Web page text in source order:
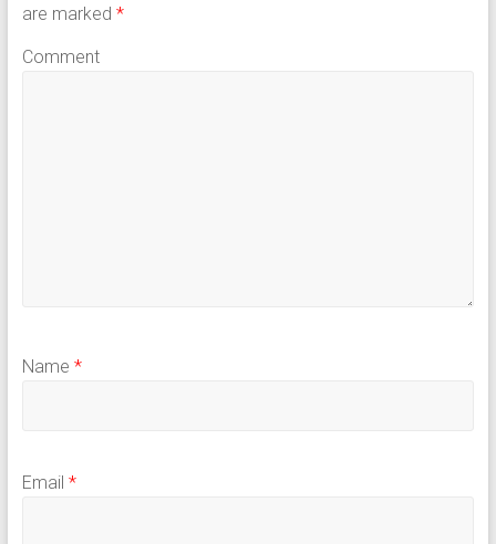
are marked *
Comment
Name *
Email *